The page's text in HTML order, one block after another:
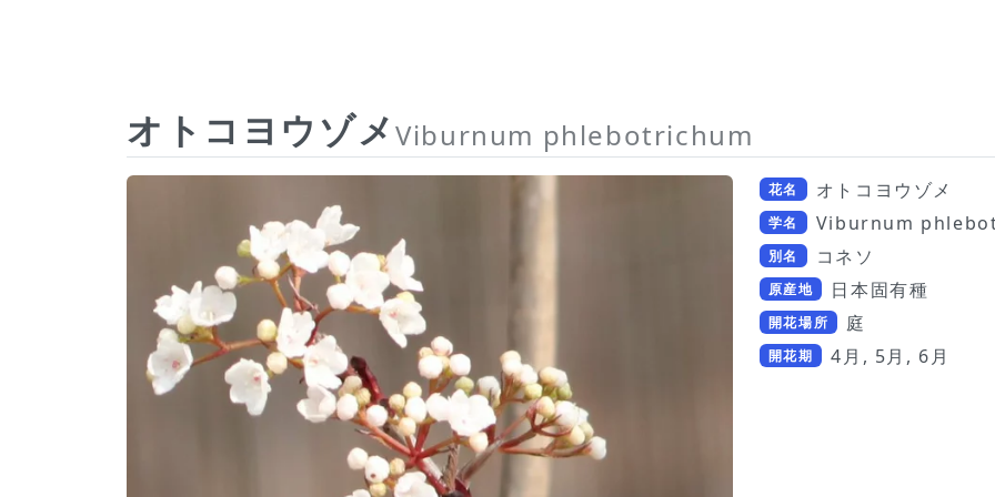
オトコヨウゾメViburnum phlebotrichum
花名 オトコヨウゾメ
学名 Viburnum
別名 コネソ
原産地 日本固有種
開花場所 庭
開花期 4月, 5月, 6月